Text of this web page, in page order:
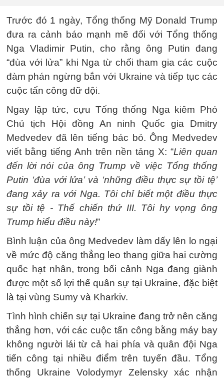
Trước đó 1 ngày, Tổng thống Mỹ Donald Trump
đưa ra cảnh báo mạnh mẽ đối với Tổng thống
Nga Vladimir Putin, cho rằng ông Putin đang
“đùa với lửa” khi Nga từ chối tham gia các cuộc
đàm phán ngừng bắn với Ukraine và tiếp tục các
cuộc tấn công dữ dội.
Ngay lập tức, cựu Tổng thống Nga kiêm Phó
Chủ tịch Hội đồng An ninh Quốc gia Dmitry
Medvedev đã lên tiếng bác bỏ. Ông Medvedev
viết bằng tiếng Anh trên nền tảng X: “Liên quan
đến lời nói của ông Trump về việc Tổng thống
Putin ‘đùa với lửa’ và ‘những điều thực sự tồi tệ’
đang xảy ra với Nga. Tôi chỉ biết một điều thực
sự tồi tệ - Thế chiến thứ III. Tôi hy vọng ông
Trump hiểu điều này!”
Bình luận của ông Medvedev làm dấy lên lo ngại
về mức độ căng thẳng leo thang giữa hai cường
quốc hạt nhân, trong bối cảnh Nga đang giành
được một số lợi thế quân sự tại Ukraine, đặc biệt
là tại vùng Sumy và Kharkiv.
Tình hình chiến sự tại Ukraine đang trở nên căng
thẳng hơn, với các cuộc tấn công bằng máy bay
không người lái từ cả hai phía và quân đội Nga
tiến công tại nhiều điểm trên tuyến đầu. Tổng
thống Ukraine Volodymyr Zelensky xác nhận